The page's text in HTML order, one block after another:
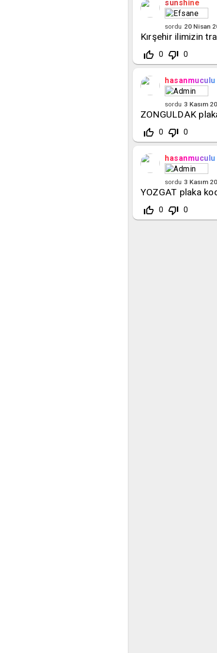
sunshine
sordu 20 Nisan
Kırşehir ilimizin
thumb_up_off_alt 0 thumb_down_off_alt 0
hasanmuculu
sordu 3 Kasım
ZONGULDAK
thumb_up_off_alt 0 thumb_down_off_alt 0
hasanmuculu
sordu 3 Kasım
YOZGAT plaka
thumb_up_off_alt 0 thumb_down_off_alt 0